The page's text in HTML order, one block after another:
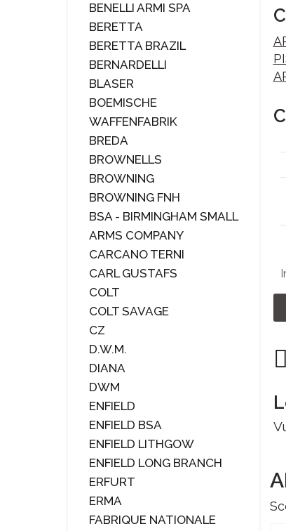
BENELLI ARMI SPA
BERETTA
BERETTA BRAZIL
BERNARDELLI
BLASER
BOEMISCHE
WAFFENFABRIK
BREDA
BROWNELLS
BROWNING
BROWNING FNH
BSA - BIRMINGHAM SMALL
ARMS COMPANY
CARCANO TERNI
CARL GUSTAFS
COLT
COLT SAVAGE
CZ
D.W.M.
DIANA
DWM
ENFIELD
ENFIELD BSA
ENFIELD LITHGOW
ENFIELD LONG BRANCH
ERFURT
ERMA
FABRIQUE NATIONALE